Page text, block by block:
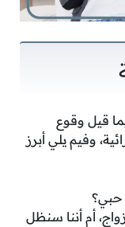
قيل وقوع
وفيم يلي أبرز
حبي؟
أم أننا سنظل